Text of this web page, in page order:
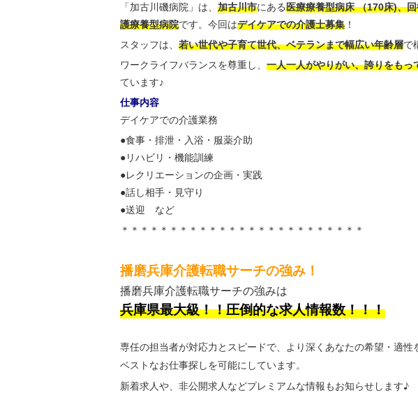
「加古川磯病院」は、 加古川市にある医療療養型病床 （170床)、
護療養型病院です。今回はデイケアでの介護士募集 ！
スタッフは、 若い世代や子育て世代、ベテランまで幅広い年齢層で
ワークライフバランスを尊重し、 一人一人がやりがい、誇りをも
ています♪
仕事内容
デイケアでの介護業務
●食事・排泄・入浴・服薬介助
●リハビリ・機能訓練
●レクリエーションの企画・実践
●話し相手・見守り
●送迎 など
＊＊＊＊＊＊＊＊＊＊＊＊＊＊＊＊＊＊＊＊＊＊＊＊＊
播磨兵庫介護転職サーチの強み！
播磨兵庫介護転職サーチの強みは
兵庫県最大級！！圧倒的な求人情報数！！！
専任の担当者が対応力とスピードで、より深くあなたの希望・適性
ベストなお仕事探しを可能にしています。
新着求人や、非公開求人などプレミアムな情報もお知らせします♪